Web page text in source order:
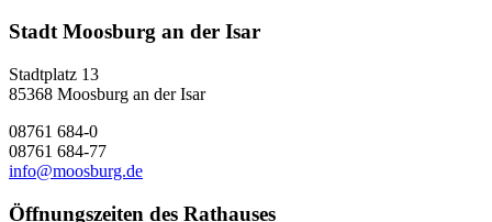
Stadt Moosburg an der Isar
Stadtplatz 13
85368 Moosburg an der Isar
08761 684-0
08761 684-77
info@moosburg.de
Öffnungszeiten des Rathauses